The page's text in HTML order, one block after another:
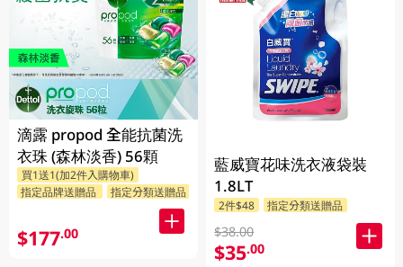
滴露 propod 全能抗菌洗
衣珠 (森林淡香) 56顆
買1送1(加2件入購物車)
指定品牌送贈品
指定分類送贈品
$177.00
藍威寶花味洗衣液袋裝
1.8LT
2件$48 指定分類送贈品
$38.00
$35.00